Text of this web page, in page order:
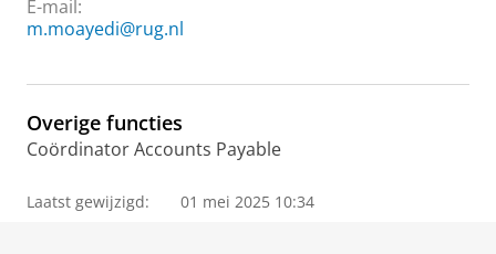
E-mail:
m.moayedi@rug.nl
Overige functies
Coördinator Accounts Payable
Laatst gewijzigd: 01 mei 2025 10:34